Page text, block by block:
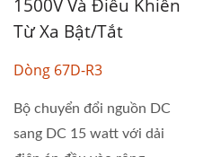
1500V Và Điều Khiển
Từ Xa Bật/Tắt
Dòng 67D-R3
Bộ chuyển đổi nguồn DC
sang DC 15 watt với dải